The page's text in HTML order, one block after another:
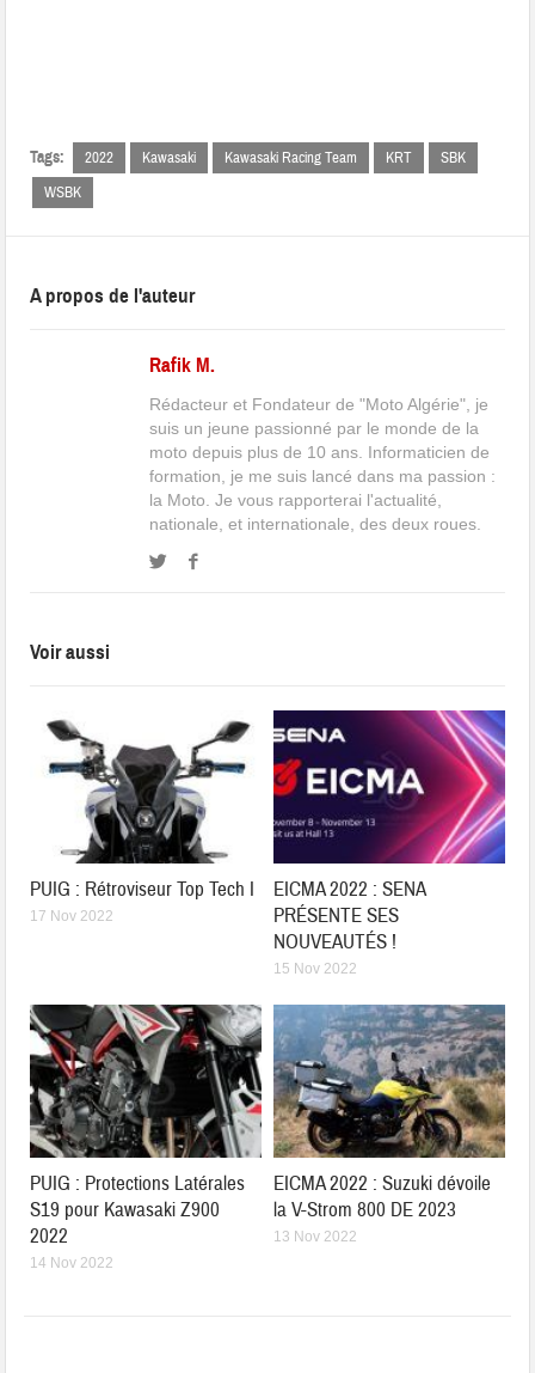
Tags: 2022 Kawasaki Kawasaki Racing Team KRT
SBK
WSBK
A propos de l'auteur
Rafik M.
Rédacteur et Fondateur de "Moto Algérie", je
suis un jeune passionné par le monde de la
moto depuis plus de 10 ans. Informaticien de
formation, je me suis lancé dans ma passion :
la Moto. Je vous rapporterai l'actualité,
nationale, et internationale, des deux roues.
Voir aussi
PUIG : Rétroviseur Top Tech I
17 Nov 2022
EICMA 2022 : SENA
PRÉSENTE SES
NOUVEAUTÉS !
15 Nov 2022
PUIG : Protections Latérales
S19 pour Kawasaki Z900
2022
14 Nov 2022
EICMA 2022 : Suzuki dévoile
la V-Strom 800 DE 2023
13 Nov 2022